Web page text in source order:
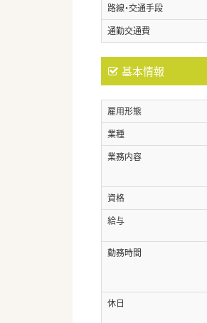
路線・交通手段
通勤交通費
基本情報
雇用形態
業種
業務内容
資格
給与
勤務時間
休日